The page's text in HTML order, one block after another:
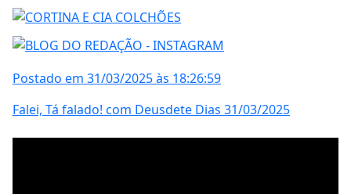
Postado em 31/03/2025 às 18:26:59
Falei, Tá falado! com Deusdete Dias 31/03/2025